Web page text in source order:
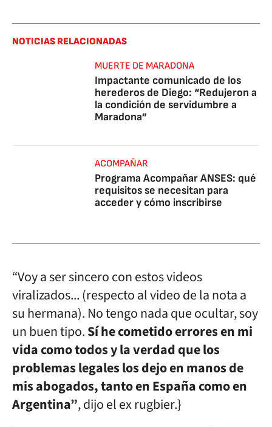
NOTICIAS RELACIONADAS
MUERTE DE MARADONA
Impactante comunicado de los
herederos de Diego: “Redujeron a
la condición de servidumbre a
Maradona”
ACOMPAÑAR
Programa Acompañar ANSES: qué
requisitos se necesitan para
acceder y cómo inscribirse
“Voy a ser sincero con estos videos
viralizados... (respecto al video de la nota a
su hermana). No tengo nada que ocultar, soy
un buen tipo.Sí he cometido errores en mi
vida como todos y la verdad que los
problemas legales los dejo en manos de
mis abogados, tanto en España como en
Argentina”, dijo el ex rugbier.}